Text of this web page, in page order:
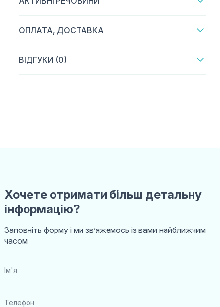
ОПЛАТА, ДОСТАВКА
ВІДГУКИ (0)
Хочете отримати більш детальну
інформацію?
Заповніть форму і ми звʼяжемось із вами найближчим
часом